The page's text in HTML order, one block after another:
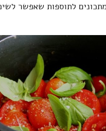
לתוספות שאפשר